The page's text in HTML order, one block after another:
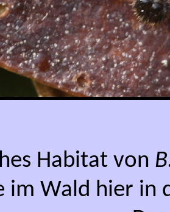
Habitat von
im Wald hier in